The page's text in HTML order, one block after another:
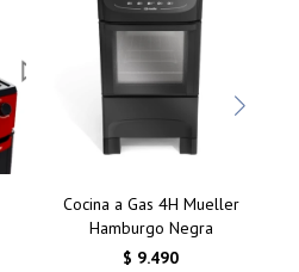
Cocina a Gas 4H Mueller
Hamburgo Negra
$ 9.490